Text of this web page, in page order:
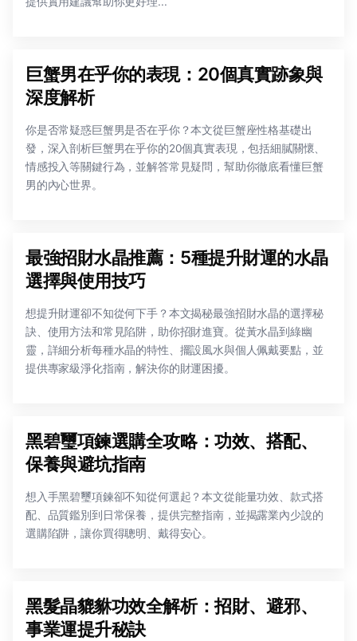
巨蟹男在乎你的表現：20個真實跡象與
深度解析
你是否常疑惑巨蟹男是否在乎你？本文從巨蟹座性格基礎出
發，深入剖析巨蟹男在乎你的20個真實表現，包括細膩關懷、
情感投入等關鍵行為，並解答常見疑問，幫助你徹底看懂巨蟹
男的內心世界。
最強招財水晶推薦：5種提升財運的水晶
選擇與使用技巧
想提升財運卻不知從何下手？本文揭秘最強招財水晶的選擇秘
訣、使用方法和常見陷阱，助你招財進寶。從黃水晶到綠幽
靈，詳細分析每種水晶的特性、擺設風水與個人佩戴要點，並
提供專家級淨化指南，解決你的財運困擾。
黑碧璽項鍊選購全攻略：功效、搭配、
保養與避坑指南
想入手黑碧璽項鍊卻不知從何選起？本文從能量功效、款式搭
配、品質鑑別到日常保養，提供完整指南，並揭露業內少說的
選購陷阱，讓你買得聰明、戴得安心。
黑髮晶貔貅功效全解析：招財、避邪、
事業運提升秘訣